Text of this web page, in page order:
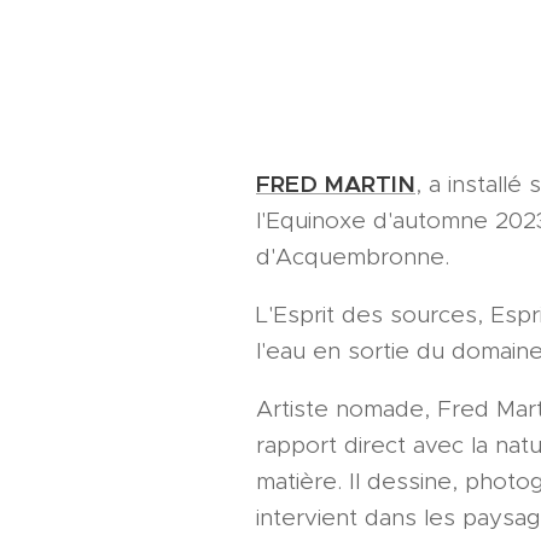
FRED MARTIN, a installé
l'Equinoxe d'automne
d'Acquembronne.
L'Esprit des sources,
l'eau en sortie du
Artiste nomade, Fred
rapport direct avec la
matière. Il dessine,
intervient dans les